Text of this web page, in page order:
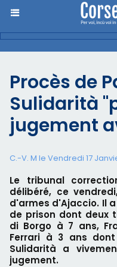
Procès de
Sulidarità
jugement
C.-V. M le Vendredi 17
Le tribunal
délibéré, ce
d'armes d'Ajaccio. Il
de prison dont deux
di Borgo à 7 ans,
Ferrari à 3 ans
Sulidarità a
jugement.